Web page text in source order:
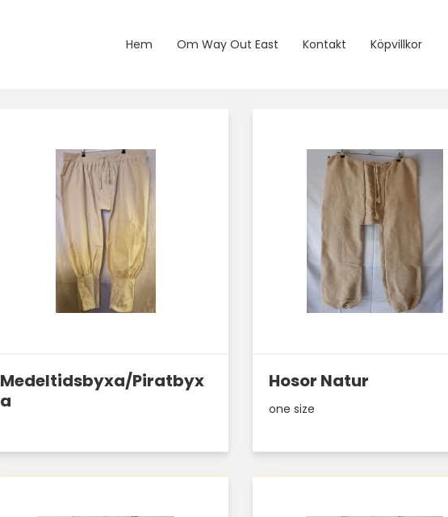
Hem Om Way Out East Kontakt Köpvillkor
Medeltidsbyxa/Piratbyx
a
Hosor Natur
one size